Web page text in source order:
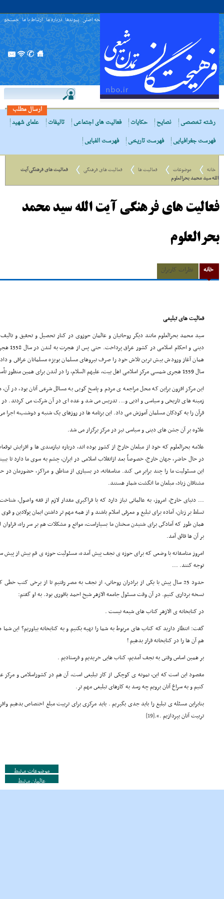
صفحه اصلی پیوندها درباره ما ارتباط با ما جستجو
ارسال مطلب
رشته تخصصی
نصایح حکایات فعالیت های اجتماعی تالیفات
علمای شهید
فهرست جغرافیایی
فهرست تاریخی فهرست الفبایی
خانه موضوعات فعالیت ها فعالیت های فرهنگی
فعالیت های فرهنگی آیت
الله سید محمد بحرالعلوم
فعالیت های فرهنگی آیت الله سید محمد
بحرالعلوم
خانه نظرات کاربران
فعالیت های تبلیغی
سید محمد بحرالعلوم مانند دیگر روحانیان و عالمان حوزوی در کنار تحصیل و تحقیق و
دینی و
همان آغاز ورودش بیش ترین تلاش خود را صرف نیروهاى مسلمان بویژه مسلمانان عراقى و
سال 1359 هجری شمسی مرکز اسلامی اهل بیت، علیهم السلام، را در لندن برای همین منظور تأسیس کرد.
این مرکز افزون براین که محل مراجعه ی مردم و پاسخ گویى به مسائل شرعى آنان بود، در
زمینه هاى تاریخى و سیاسى و ادبى و... تدریس مى شد و عده اى در آن شرکت مى کردند. در
قرآن را به کودکان مسلمان آموزش می داد. این برنامه ها در روزهاى یک شنبه و دوشنبه اجرا
علاوه بر آن جشن هاى دینى و سیاسى نیز در مرکز برگزار مى شد.
علامه بحرالعلوم که خود از مبلغان خارج از کشور بوده اند، درباره نیازمندی ها و افزایش
در حال حاضر، جهان خارج، خصوصاً بعد ازانقلاب اسلامى در ایران، چشم به سوى ما دارد
این مسئولیت ما را چند برابر مى کند. متاسفانه، در بسیارى از مناطق و مراکز، حضورمان
مشتاقان زیاد، مبلغان ما انگشت شمار هستند.
... دنیاى خارج، امروز، به عالمانى نیاز دارد که با فراگیرى مقدار لازم از فقه واصول،
تسلط بر زبان، آماده براى تبلیغ و معرفى اسلام باشند و از همه مهم تر داشتن ایمان پولادین و
همان طور که آمادگى براى شنیدن سخنان ما بسیاراست، موانع و مشکلات هم بر سر راه،
بر آن ها فائق آمد.
امروز متاسفانه با وضعى که براى حوزه ی نجف پیش آمده، مسئولیت حوزه ی قم بیش از پیش
توجه کنند. ...
حدود 25 سال پیش با یکى از برادران روحانى، از نجف به مصر رفتیم تا از برخى کتب خطى
نسخه بردارى کنیم. در آن وقت مسئول جامعه الازهر شیخ احمد باقورى بود. به او گفتم:
در کتابخانه ی الازهر کتاب هاى شیعه نیست .
گفت: انتظار دارید که کتاب هاى مربوط به شما را تهیه بکنیم و به کتابخانه بیاوریم؟ این شما
هم آن ها را در کتابخانه قرار بدهیم !
بر همین اساس وقتى به نجف آمدیم، کتاب هایى خریدیم و فرستادیم .
مقصود این است که این، نمونه ی کوچکى از کار تبلیغى است، آن هم در کشوراسلامى و
کنیم و به سراغ آنان برویم چه رسد به کارهاى تبلیغى مهم تر.
بنابراین مسئله ی تبلیغ را باید جدى بگیریم . باید مرکزى براى تربیت مبلغ اختصاص بدهیم
تربیت آنان بپردازیم .».[19]
موضوعات مرتبط
عالمان مرتبط